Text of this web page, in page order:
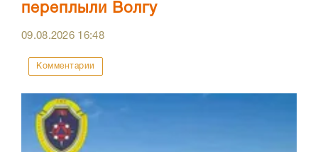
переплыли Волгу
09.08.2026 16:48
Комментарии